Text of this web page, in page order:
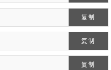
复制
复制
复制